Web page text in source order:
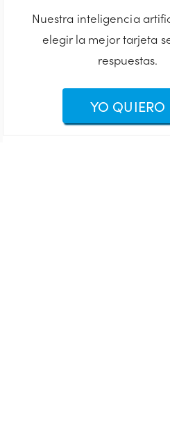
Nuestra inteligencia
elegir la mejor tarjeta
respuestas.
YO QUIERO